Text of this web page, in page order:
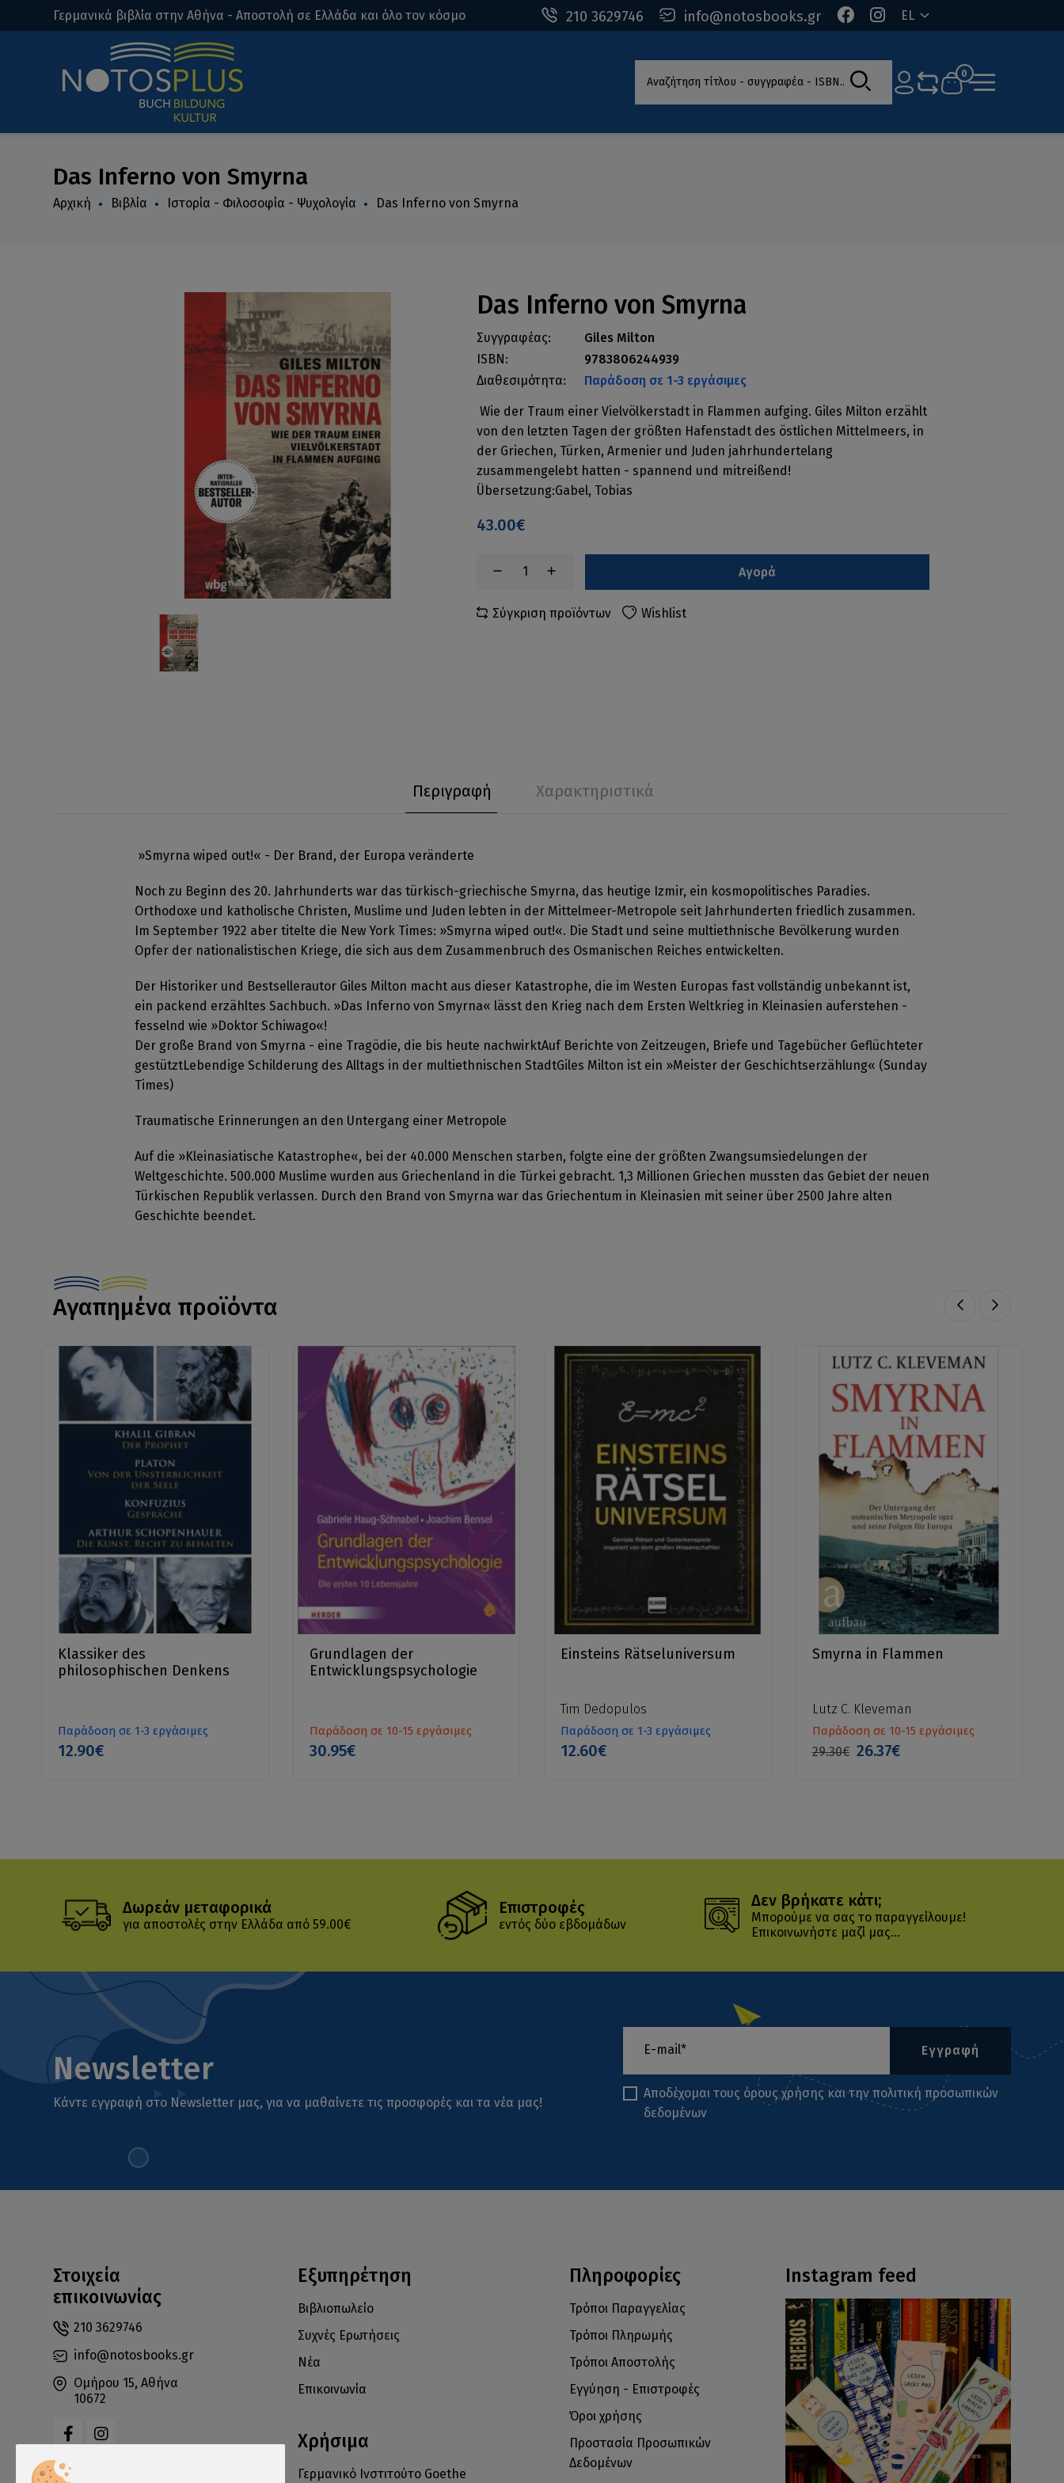
210 3629746 info@notosbooks.gr EL
Γερμανικά βιβλία στην Αθήνα - Αποστολή σε Ελλάδα και όλο τον κόσμο
Αναζήτηση τίτλου - συγγραφέα - ISBN 0
Das Inferno von Smyrna
Αρχική Βιβλία Ιστορία - Φιλοσοφία - Ψυχολογία Das Inferno von Smyrna
Das Inferno von Smyrna
Συγγραφέας:
Giles Milton
ISBN:
9783806244939
Διαθεσιμότητα:
Παράδοση σε 1-3 εργάσιμες
Wie der Traum einer Vielvölkerstadt in Flammen aufging. Giles Milton erzählt
von den letzten Tagen der größten Hafenstadt des östlichen Mittelmeers, in
der Griechen, Türken, Armenier und Juden jahrhundertelang
zusammengelebt hatten - spannend und mitreißend!
Übersetzung:Gabel, Tobias
43.00€
Αγορά
Σύγκριση προϊόντων Wishlist
Περιγραφή Χαρακτηριστικά
»Smyrna wiped out!« - Der Brand, der Europa veränderte
Noch zu Beginn des 20. Jahrhunderts war das türkisch-griechische Smyrna, das heutige Izmir, ein kosmopolitisches Paradies.
Orthodoxe und katholische Christen, Muslime und Juden lebten in der Mittelmeer-Metropole seit Jahrhunderten friedlich zusammen.
Im September 1922 aber titelte die New York Times: »Smyrna wiped out!«. Die Stadt und seine multiethnische Bevölkerung wurden
Opfer der nationalistischen Kriege, die sich aus dem Zusammenbruch des Osmanischen Reiches entwickelten.
Der Historiker und Bestsellerautor Giles Milton macht aus dieser Katastrophe, die im Westen Europas fast vollständig unbekannt ist,
ein packend erzähltes Sachbuch. »Das Inferno von Smyrna« lässt den Krieg nach dem Ersten Weltkrieg in Kleinasien auferstehen -
fesselnd wie »Doktor Schiwago«!
Der große Brand von Smyrna - eine Tragödie, die bis heute nachwirktAuf Berichte von Zeitzeugen, Briefe und Tagebücher Geflüchteter
gestütztLebendige Schilderung des Alltags in der multiethnischen StadtGiles Milton ist ein »Meister der Geschichtserzählung« (Sunday
Times)
Traumatische Erinnerungen an den Untergang einer Metropole
Auf die »Kleinasiatische Katastrophe«, bei der 40.000 Menschen starben, folgte eine der größten Zwangsumsiedelungen der
Weltgeschichte. 500.000 Muslime wurden aus Griechenland in die Türkei gebracht. 1,3 Millionen Griechen mussten das Gebiet der neuen
Türkischen Republik verlassen. Durch den Brand von Smyrna war das Griechentum in Kleinasien mit seiner über 2500 Jahre alten
Geschichte beendet.
Αγαπημένα προϊόντα
Klassiker des
philosophischen Denkens
Παράδοση σε 1-3 εργάσιμες
12.90€
Grundlagen der
Entwicklungspsychologie
Παράδοση σε 10-15 εργάσιμες
30.95€
Einsteins Rätseluniversum
Tim Dedopulos
Παράδοση σε 1-3 εργάσιμες
12.60€
Smyrna in Flammen
Lutz C. Kleveman
Παράδοση σε 10-15 εργάσιμες
29.30€ 26.37€
Δωρεάν μεταφορικά
για αποστολές στην Ελλάδα από 59.00€
Επιστροφές
εντός δύο εβδομάδων
Δεν βρήκατε κάτι;
Μπορούμε να σας το παραγγείλουμε!
Επικοινωνήστε μαζί μας...
Newsletter
Κάντε εγγραφή στο Newsletter μας, για να μαθαίνετε τις προσφορές και τα νέα μας!
Εγγραφή
Αποδέχομαι τους όρους χρήσης και την πολιτική προσωπικών
δεδομένων
Στοιχεία
επικοινωνίας
210 3629746
info@notosbooks.gr
Ομήρου 15, Αθήνα
10672
Δευτέρα: 10:00-18:00
Instagram feed
Εξυπηρέτηση
Βιβλιοπωλείο
Συχνές Ερωτήσεις
Νέα
Επικοινωνία
Χρήσιμα
Γερμανικό Ινστιτούτο Goethe
Πληροφορίες
Τρόποι Παραγγελίας
Τρόποι Πληρωμής
Τρόποι Αποστολής
Εγγύηση - Επιστροφές
Όροι χρήσης
Προστασία Προσωπικών
Δεδομένων